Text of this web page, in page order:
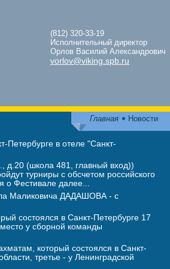
(812) 320-33-19
Исполнительный директор
Орлов Василий Александрович
vorlov@viking.spb.ru
Главная Новости
в отеле "Санкт-
д.20 (школа 481, главный вход))
турниры с обсчетом российского
о Фестивале далее...
Маликовича ДАДАШОВА - с
состоялся в Санкт-Петербурге 17
у сборной команды
который состоялся в Санкт-
третье - у Ленинградской